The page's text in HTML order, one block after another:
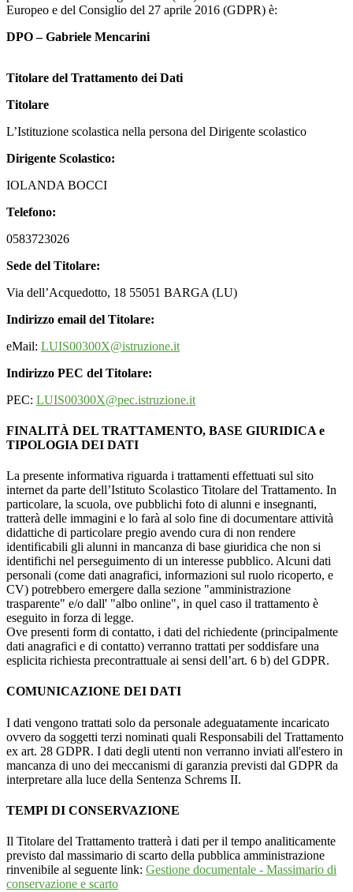
Europeo e del Consiglio del 27 aprile 2016 (GDPR) è:
DPO – Gabriele Mencarini
Titolare del Trattamento dei Dati
Titolare
L’Istituzione scolastica nella persona del Dirigente scolastico
Dirigente Scolastico:
IOLANDA BOCCI
Telefono:
0583723026
Sede del Titolare:
Via dell’Acquedotto, 18 55051 BARGA (LU)
Indirizzo email del Titolare:
eMail: LUIS00300X@istruzione.it
Indirizzo PEC del Titolare:
PEC: LUIS00300X@pec.istruzione.it
FINALITÀ DEL TRATTAMENTO, BASE GIURIDICA e
TIPOLOGIA DEI DATI
La presente informativa riguarda i trattamenti effettuati sul sito
internet da parte dell’Istituto Scolastico Titolare del Trattamento. In
particolare, la scuola, ove pubblichi foto di alunni e insegnanti,
tratterà delle immagini e lo farà al solo fine di documentare attività
didattiche di particolare pregio avendo cura di non rendere
identificabili gli alunni in mancanza di base giuridica che non si
identifichi nel perseguimento di un interesse pubblico. Alcuni dati
personali (come dati anagrafici, informazioni sul ruolo ricoperto, e
CV) potrebbero emergere dalla sezione "amministrazione
trasparente" e/o dall' "albo online", in quel caso il trattamento è
eseguito in forza di legge.
Ove presenti form di contatto, i dati del richiedente (principalmente
dati anagrafici e di contatto) verranno trattati per soddisfare una
esplicita richiesta precontrattuale ai sensi dell’art. 6 b) del GDPR.
COMUNICAZIONE DEI DATI
I dati vengono trattati solo da personale adeguatamente incaricato
ovvero da soggetti terzi nominati quali Responsabili del Trattamento
ex art. 28 GDPR. I dati degli utenti non verranno inviati all'estero in
mancanza di uno dei meccanismi di garanzia previsti dal GDPR da
interpretare alla luce della Sentenza Schrems II.
TEMPI DI CONSERVAZIONE
Il Titolare del Trattamento tratterà i dati per il tempo analiticamente
previsto dal massimario di scarto della pubblica amministrazione
rinvenibile al seguente link: Gestione documentale - Massimario di
conservazione e scarto